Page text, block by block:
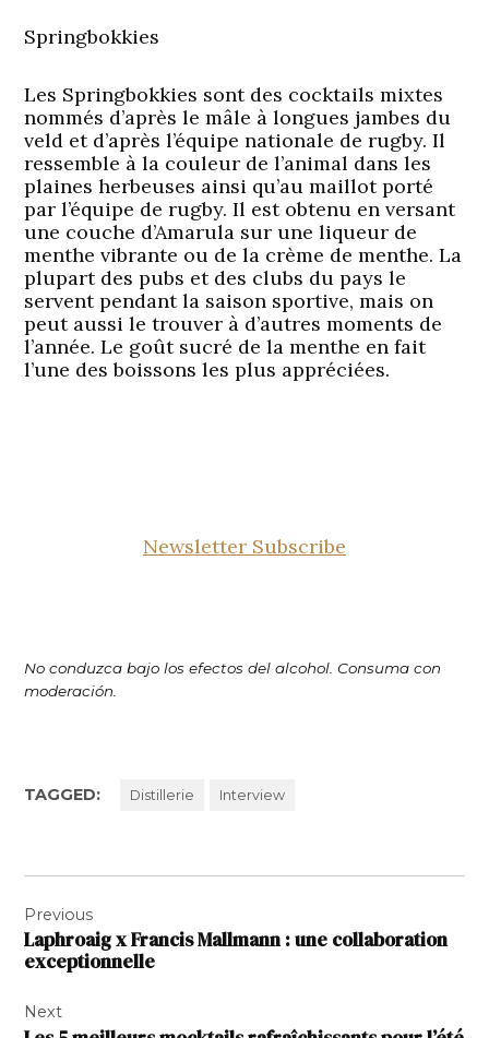
Springbokkies
Les Springbokkies sont des cocktails mixtes
nommés d’après le mâle à longues jambes du
veld et d’après l’équipe nationale de rugby. Il
ressemble à la couleur de l’animal dans les
plaines herbeuses ainsi qu’au maillot porté
par l’équipe de rugby. Il est obtenu en versant
une couche d’Amarula sur une liqueur de
menthe vibrante ou de la crème de menthe. La
plupart des pubs et des clubs du pays le
servent pendant la saison sportive, mais on
peut aussi le trouver à d’autres moments de
l’année. Le goût sucré de la menthe en fait
l’une des boissons les plus appréciées.
Newsletter Subscribe
No conduzca bajo los efectos del alcohol. Consuma con
moderación.
TAGGED: Distillerie Interview
de
l’article
Previous
Laphroaig x Francis Mallmann : une collaboration
exceptionnelle
Next